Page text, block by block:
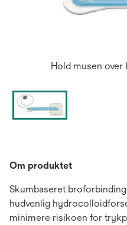
Hold musen
Om produktet
Skumbaseret
hudvenlig
minimere risikoen for